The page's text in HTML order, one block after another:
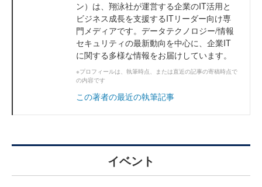
ン）は、翔泳社が運営する企業のIT活用と
ビジネス成長を支援するITリーダー向け専
門メディアです。データテクノロジー/情報
セキュリティの最新動向を中心に、企業IT
に関する多様な情報をお届けしています。
※プロフィールは、執筆時点、または直近の記事の寄稿時点で
の内容です
この著者の最近の執筆記事
イベント